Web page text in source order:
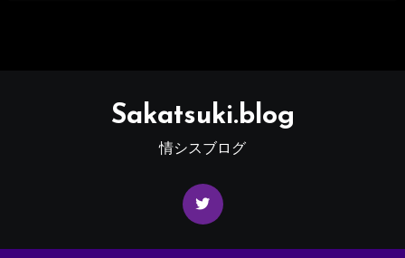
Sakatsuki.blog
情シスブログ